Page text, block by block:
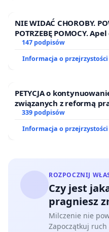
NIE WIDAĆ CHOROBY.
POTRZEBĘ POMOCY.
o przystąpienie do
SUNFLOWER –
NIEPEŁNOSPRAWNOŚCI
147 podpisów
Informacja o przejrzystości
PETYCJA o
związanych z reformą
339 podpisów
Informacja o przejrzystości
ROZPOCZNIJ
Czy jest
pragniesz
Milczenie nie
Zapoczątkuj ruch